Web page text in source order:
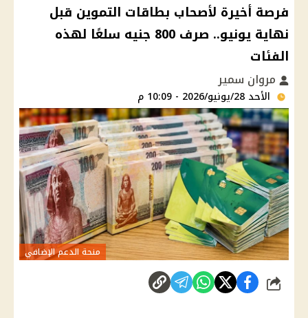
فرصة أخيرة لأصحاب بطاقات التموين قبل
نهاية يونيو.. صرف 800 جنيه سلعًا لهذه
الفئات
مروان سمير
الأحد 28/يونيو/2026 - 10:09 م
منحة الدعم الإضافي
شارك